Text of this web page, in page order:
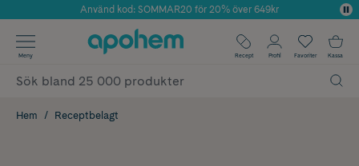
Årets Butik 2025 inom Skönhet
Använd kod: SOMMAR20 för 20% över 649kr
✓ Fri frakt
✓ Poäng på alla köp*
Meny Recept Profil Favoriter Kassa
Hem Receptbelagt